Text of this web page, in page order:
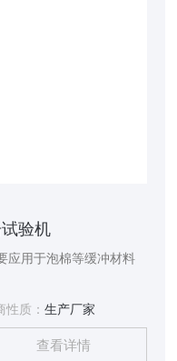
验机
应用于泡棉等缓冲材料
性质： 生产厂家
查看详情